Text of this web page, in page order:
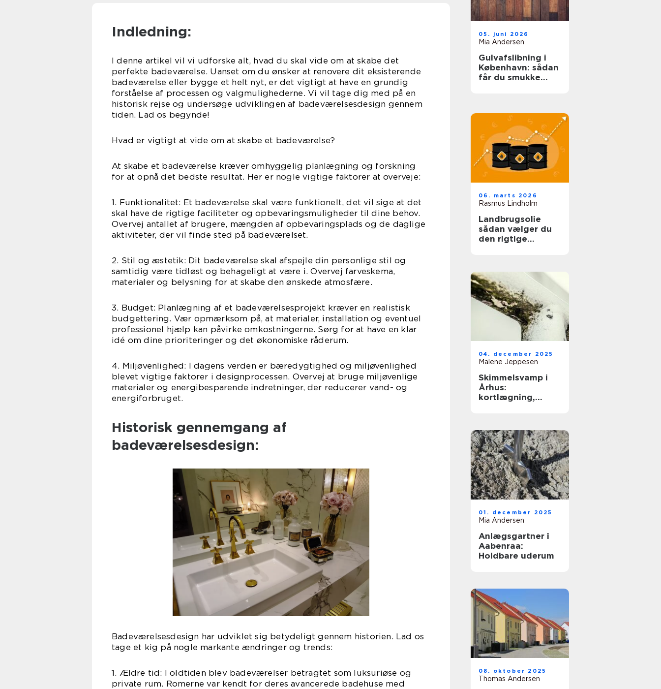
Indledning:
I denne artikel vil vi udforske alt, hvad du skal vide om at skabe det
perfekte badeværelse. Uanset om du ønsker at renovere dit eksisterende
badeværelse eller bygge et helt nyt, er det vigtigt at have en grundig
forståelse af processen og valgmulighederne. Vi vil tage dig med på en
historisk rejse og undersøge udviklingen af badeværelsesdesign gennem
tiden. Lad os begynde!
Hvad er vigtigt at vide om at skabe et badeværelse?
At skabe et badeværelse kræver omhyggelig planlægning og forskning
for at opnå det bedste resultat. Her er nogle vigtige faktorer at overveje:
1. Funktionalitet: Et badeværelse skal være funktionelt, det vil sige at det
skal have de rigtige faciliteter og opbevaringsmuligheder til dine behov.
Overvej antallet af brugere, mængden af opbevaringsplads og de daglige
aktiviteter, der vil finde sted på badeværelset.
2. Stil og æstetik: Dit badeværelse skal afspejle din personlige stil og
samtidig være tidløst og behageligt at være i. Overvej farveskema,
materialer og belysning for at skabe den ønskede atmosfære.
3. Budget: Planlægning af et badeværelsesprojekt kræver en realistisk
budgettering. Vær opmærksom på, at materialer, installation og eventuel
professionel hjælp kan påvirke omkostningerne. Sørg for at have en klar
idé om dine prioriteringer og det økonomiske råderum.
4. Miljøvenlighed: I dagens verden er bæredygtighed og miljøvenlighed
blevet vigtige faktorer i designprocessen. Overvej at bruge miljøvenlige
materialer og energibesparende indretninger, der reducerer vand- og
energiforbruget.
Historisk gennemgang af
badeværelsesdesign:
Badeværelsesdesign har udviklet sig betydeligt gennem historien. Lad os
tage et kig på nogle markante ændringer og trends:
1. Ældre tid: I oldtiden blev badeværelser betragtet som luksuriøse og
private rum. Romerne var kendt for deres avancerede badehuse med
05. juni 2026
Mia Andersen
Gulvafslibning i
København: sådan
får du smukke
06. marts 2026
Rasmus Lindholm
Landbrugsolie
sådan vælger du
den rigtige
04. december 2025
Malene Jeppesen
Skimmelsvamp i
Århus:
kortlægning,
01. december 2025
Mia Andersen
Anlægsgartner i
Aabenraa:
Holdbare uderum
08. oktober 2025
Thomas Andersen